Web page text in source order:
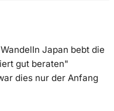
Japan bebt die
gut beraten"
dies nur der Anfang